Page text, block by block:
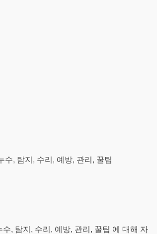
, 탐지, 수리, 예방, 관리, 꿀팁
, 탐지, 수리, 예방, 관리, 꿀팁 에 대해 자